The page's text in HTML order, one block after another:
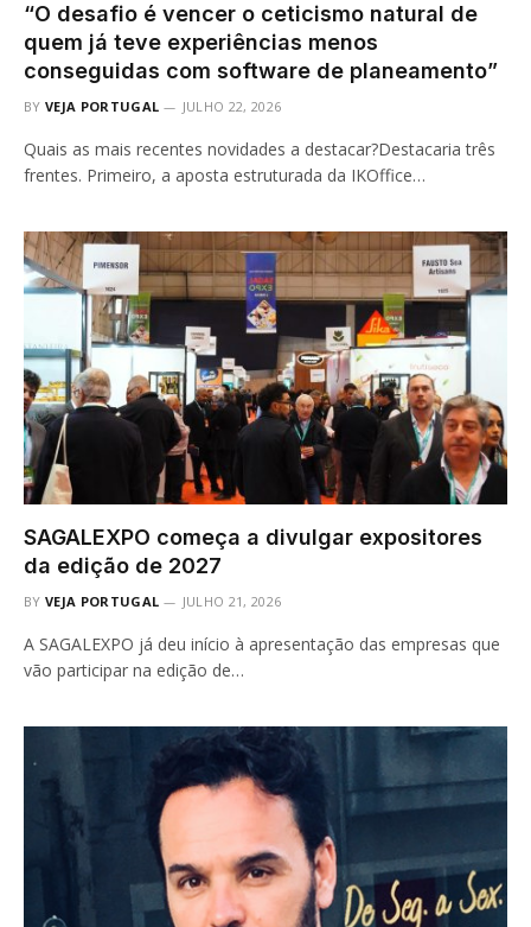
“O desafio é vencer o ceticismo natural de
quem já teve experiências menos
conseguidas com software de planeamento”
BY VEJA PORTUGAL JULHO 22, 2026
Quais as mais recentes novidades a destacar?Destacaria três
frentes. Primeiro, a aposta estruturada da IKOffice…
SAGALEXPO começa a divulgar expositores
da edição de 2027
BY VEJA PORTUGAL JULHO 21, 2026
A SAGALEXPO já deu início à apresentação das empresas que
vão participar na edição de…